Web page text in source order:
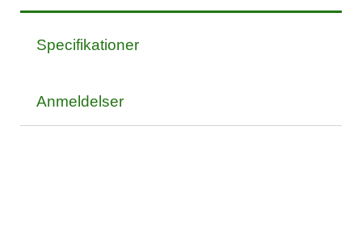
Specifikationer
Anmeldelser